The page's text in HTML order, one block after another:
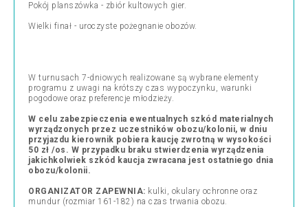
Pokój planszówka - zbiór kultowych gier.
Wielki finał - uroczyste pożegnanie obozów.
W turnusach 7-dniowych realizowane są wybrane elementy
programu z uwagi na krótszy czas wypoczynku, warunki
pogodowe oraz preferencje młodzieży.
W celu zabezpieczenia ewentualnych szkód materialnych
wyrządzonych przez uczestników obozu/kolonii, w dniu
przyjazdu kierownik pobiera kaucję zwrotną w wysokości
50 zł /os. W przypadku braku stwierdzenia wyrządzenia
jakichkolwiek szkód kaucja zwracana jest ostatniego dnia
obozu/kolonii.
ORGANIZATOR ZAPEWNIA: kulki, okulary ochronne oraz
mundur (rozmiar 161-182) na czas trwania obozu.